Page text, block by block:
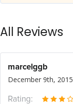
All Reviews
marcelggb
December 9th, 2015
Rating: